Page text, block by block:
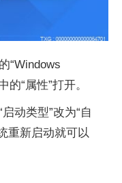
“Windows
“属性”打开。
动类型”改为“自
重新启动就可以